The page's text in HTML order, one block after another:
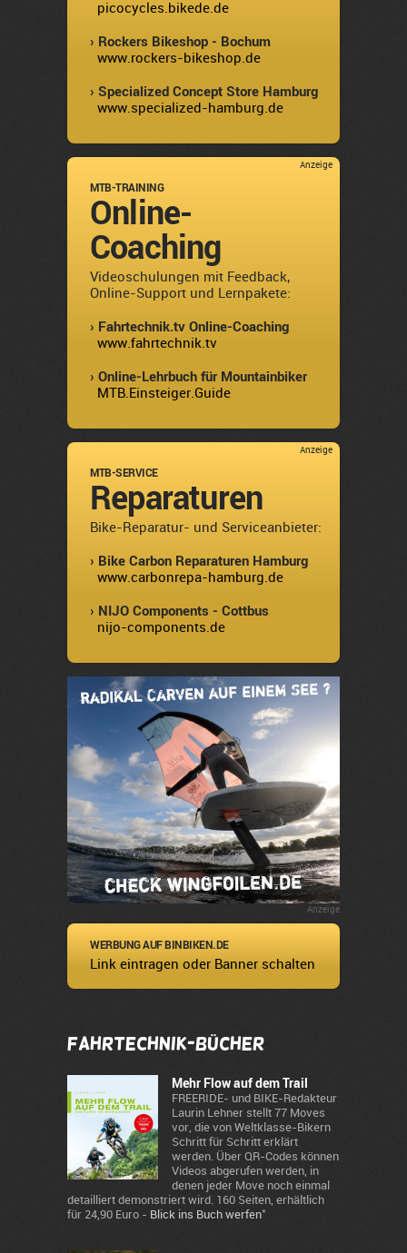
picocycles.bikede.de
› Rockers Bikeshop - Bochum
www.rockers-bikeshop.de
› Specialized Concept Store Hamburg
www.specialized-hamburg.de
Anzeige
MTB-TRAINING
Online-
Coaching
Videoschulungen mit Feedback,
Online-Support und Lernpakete:
› Fahrtechnik.tv Online-Coaching
www.fahrtechnik.tv
› Online-Lehrbuch für Mountainbiker
MTB.Einsteiger.Guide
Anzeige
MTB-SERVICE
Reparaturen
Bike-Reparatur- und Serviceanbieter:
› Bike Carbon Reparaturen Hamburg
www.carbonrepa-hamburg.de
› NIJO Components - Cottbus
nijo-components.de
Anzeige
WERBUNG AUF BINBIKEN.DE
Link eintragen oder Banner schalten
Fahrtechnik-Bücher
Mehr Flow auf dem Trail
FREERIDE- und BIKE-Redakteur
Laurin Lehner stellt 77 Moves
vor, die von Weltklasse-Bikern
Schritt für Schritt erklärt
werden. Über QR-Codes können
Videos abgerufen werden, in
denen jeder Move noch einmal
detailliert demonstriert wird. 160 Seiten, erhältlich
für 24,90 Euro - Blick ins Buch werfen*